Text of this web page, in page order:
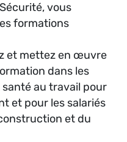
vous
formations
et mettez en œuvre
dans les
au travail pour
et pour les salariés
et du